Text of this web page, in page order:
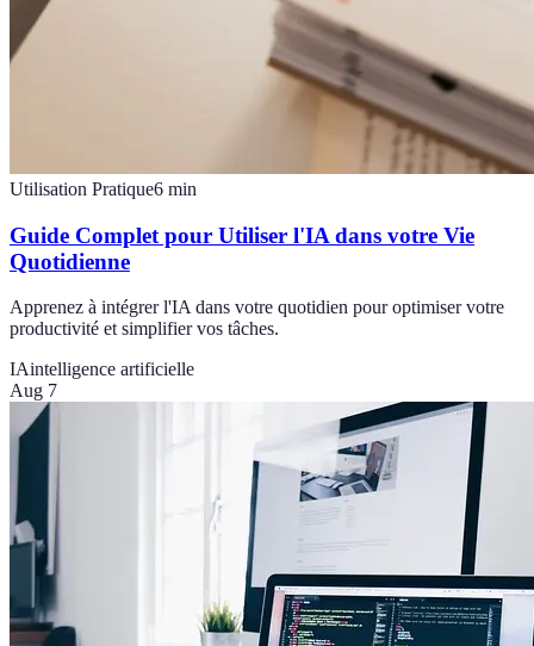
Utilisation Pratique6 min
Guide Complet pour Utiliser l'IA dans votre Vie
Quotidienne
Apprenez à intégrer l'IA dans votre quotidien pour optimiser votre
productivité et simplifier vos tâches.
IAintelligence artificielle
Aug 7